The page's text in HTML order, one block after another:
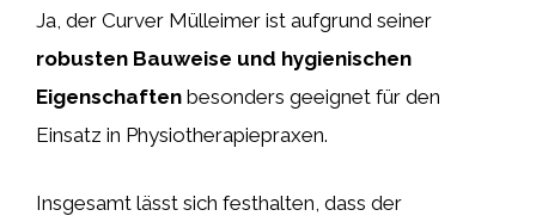
Ja, der Curver Mülleimer ist aufgrund seiner
robusten Bauweise und hygienischen
Eigenschaften besonders geeignet für den
Einsatz in Physiotherapiepraxen.
Insgesamt lässt sich festhalten, dass der